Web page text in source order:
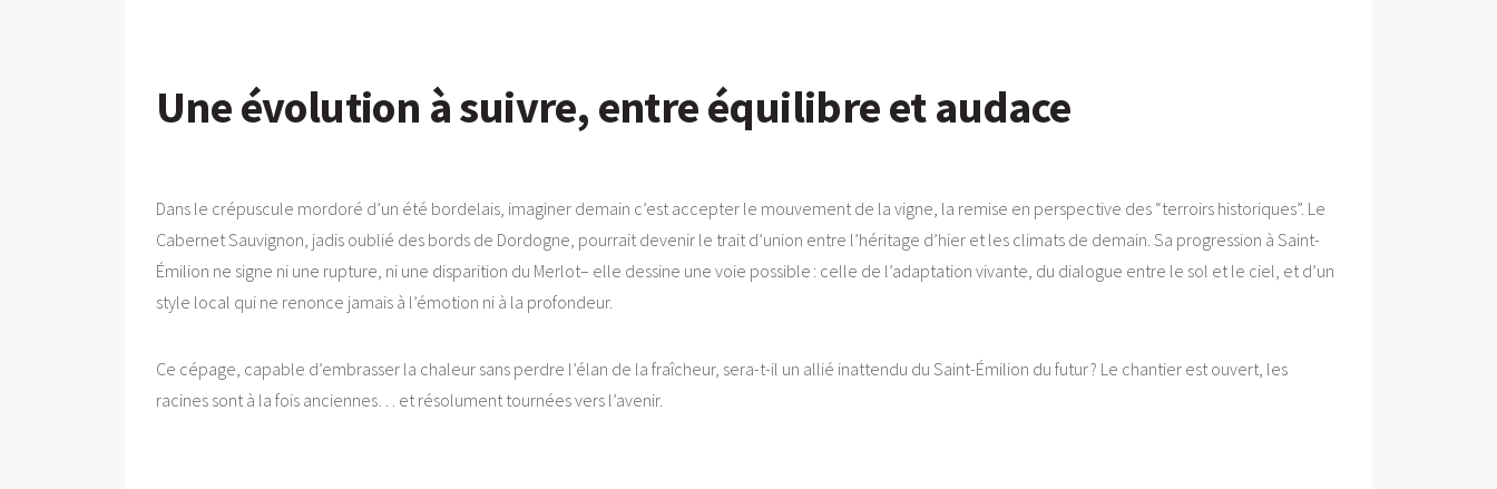
Une évolution à suivre, entre équilibre et audace
Dans le crépuscule mordoré d’un été bordelais, imaginer demain c’est accepter le mouvement de la vigne, la remise en perspective des “terroirs historiques”. Le
Cabernet Sauvignon, jadis oublié des bords de Dordogne, pourrait devenir le trait d’union entre l’héritage d’hier et les climats de demain. Sa progression à Saint-
Émilion ne signe ni une rupture, ni une disparition du Merlot– elle dessine une voie possible : celle de l’adaptation vivante, du dialogue entre le sol et le ciel, et d’un
style local qui ne renonce jamais à l’émotion ni à la profondeur.
Ce cépage, capable d’embrasser la chaleur sans perdre l’élan de la fraîcheur, sera-t-il un allié inattendu du Saint-Émilion du futur ? Le chantier est ouvert, les
racines sont à la fois anciennes… et résolument tournées vers l’avenir.